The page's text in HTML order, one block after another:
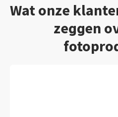
Wat onze
zeggen